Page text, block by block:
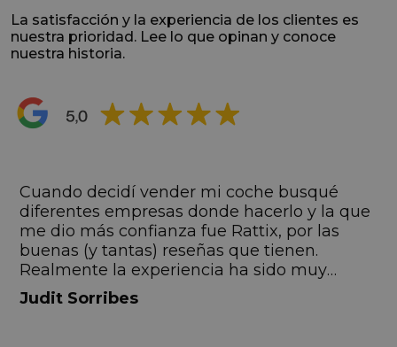
La satisfacción y la experiencia de los clientes es
nuestra prioridad. Lee lo que opinan y conoce
nuestra historia.
Cuando decidí vender mi coche busqué
diferentes empresas donde hacerlo y la que
me dio más confianza fue Rattix, por las
buenas (y tantas) reseñas que tienen.
Realmente la experiencia ha sido muy
buena, Carolina ha sido siempre muy atenta
y profesional. Finalmente mi hermana se
Judit Sorribes